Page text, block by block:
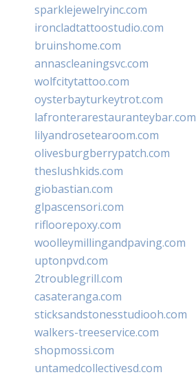
sparklejewelryinc.com
ironcladtattoostudio.com
bruinshome.com
annascleaningsvc.com
wolfcitytattoo.com
oysterbayturkeytrot.com
lafronterarestauranteybar.com
lilyandrosetearoom.com
olivesburgberrypatch.com
theslushkids.com
giobastian.com
glpascensori.com
rifloorepoxy.com
woolleymillingandpaving.com
uptonpvd.com
2troublegrill.com
casateranga.com
sticksandstonesstudiooh.com
walkers-treeservice.com
shopmossi.com
untamedcollectivesd.com